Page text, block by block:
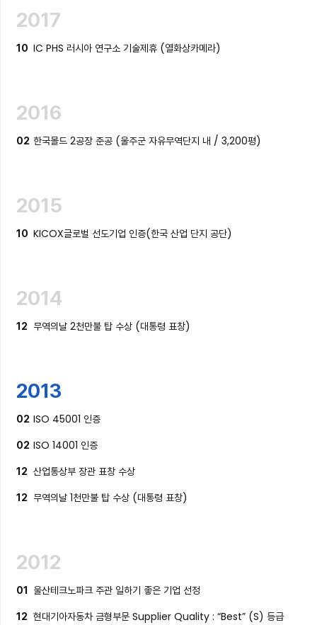
2017
10 IC PHS 러시아 연구소 기술제휴 (열화상카메라)
2016
02 한국몰드 2공장 준공 (울주군 자유무역단지 내 / 3,200평)
2015
10 KICOX글로벌 선도기업 인증(한국 산업 단지 공단)
2014
12 무역의날 2천만불 탑 수상 (대통령 표창)
2013
02 ISO 45001 인증
02 ISO 14001 인증
12 산업통상부 장관 표창 수상
12 무역의날 1천만불 탑 수상 (대통령 표창)
2012
01 울산테크노파크 주관 일하기 좋은 기업 선정
12 현대기아자동차 금형부문 Supplier Quality : “Best” (S) 등급